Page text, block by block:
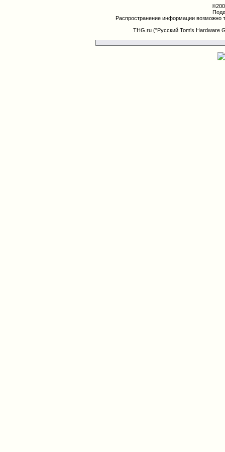
Распространение информации возможно
THG.ru ("Русский Tom's Hardware